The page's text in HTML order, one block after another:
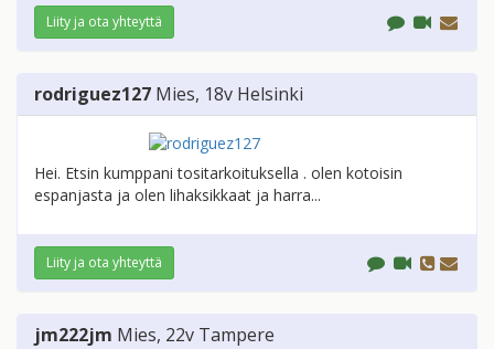
Liity ja ota yhteyttä
rodriguez127 Mies, 18v Helsinki
Hei. Etsin kumppani tositarkoituksella . olen kotoisin
espanjasta ja olen lihaksikkaat ja harra...
Liity ja ota yhteyttä
jm222jm Mies, 22v Tampere